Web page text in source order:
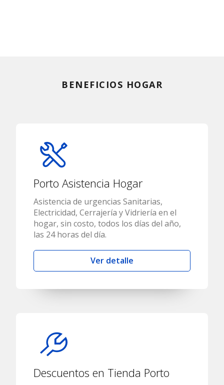
BENEFICIOS HOGAR
Porto Asistencia Hogar
Asistencia de urgencias Sanitarias,
Electricidad, Cerrajería y Vidriería en el
hogar, sin costo, todos los días del año,
las 24 horas del día.
Ver detalle
Descuentos en Tienda Porto